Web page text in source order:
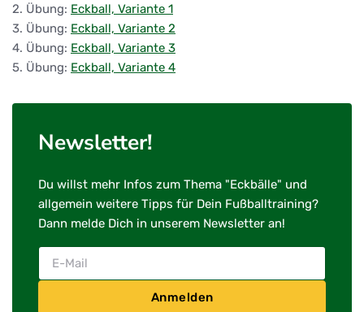
2. Übung: Eckball, Variante 1
3. Übung: Eckball, Variante 2
4. Übung: Eckball, Variante 3
5. Übung: Eckball, Variante 4
Newsletter!
Du willst mehr Infos zum Thema "Eckbälle" und
allgemein weitere Tipps für Dein Fußballtraining?
Dann melde Dich in unserem Newsletter an!
Anmelden